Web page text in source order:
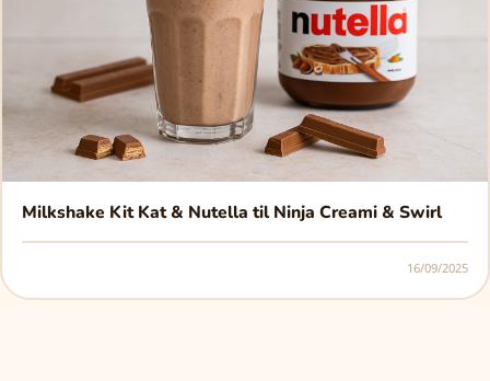
Milkshake Kit Kat & Nutella til Ninja Creami & Swirl
16/09/2025